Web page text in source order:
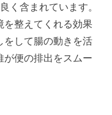
く含まれています。
を整えてくれる効果
をして腸の動きを活
が便の排出をスムー